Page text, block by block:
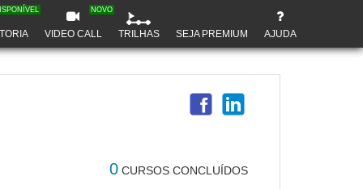
VIDEO CALL
NOVO
TRILHAS SEJA PREMIUM AJUDA
0 CURSOS CONCLUÍDOS